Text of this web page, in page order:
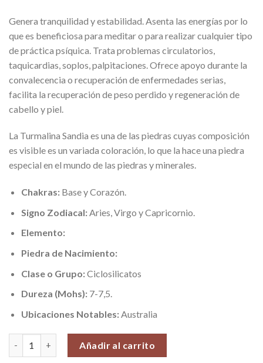
Genera tranquilidad y estabilidad. Asenta las energías por lo
que es beneficiosa para meditar o para realizar cualquier tipo
de práctica psíquica. Trata problemas circulatorios,
taquicardias, soplos, palpitaciones. Ofrece apoyo durante la
convalecencia o recuperación de enfermedades serias,
facilita la recuperación de peso perdido y regeneración de
cabello y piel.
La Turmalina Sandia es una de las piedras cuyas composición
es visible es un variada coloración, lo que la hace una piedra
especial en el mundo de las piedras y minerales.
Chakras:Base y Corazón.
Signo Zodiacal:Aries, Virgo y Capricornio.
Elemento:
Piedra de Nacimiento:
Clase o Grupo:Ciclosilicatos
Dureza (Mohs):7-7,5.
Ubicaciones Notables: Australia
Añadir al carrito